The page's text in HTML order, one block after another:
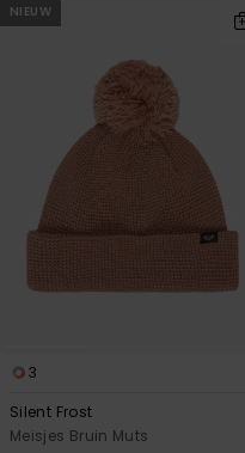
NIEUW
3
Silent Frost
Meisjes Bruin Muts